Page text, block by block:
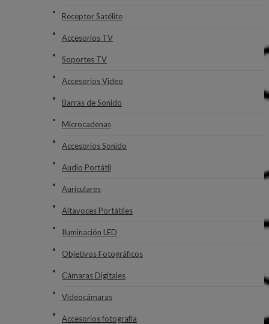
Receptor Satélite
Accesorios TV
Soportes TV
Accesorios Video
Barras de Sonido
Microcadenas
Accesorios Sonido
Audio Portátil
Auriculares
Altavoces Portátiles
Iluminación LED
Objetivos Fotográficos
Cámaras Digitales
Videocámaras
Accesorios fotografía